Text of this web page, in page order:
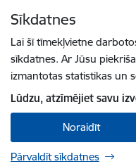
Sīkdatnes
Lai šī tīmekļvietne
sīkdatnes. Ar Jūsu
izmantotas statistikas un
Lūdzu, atzīmējiet savu
Noraidīt
Pārvaldīt sīkdatnes